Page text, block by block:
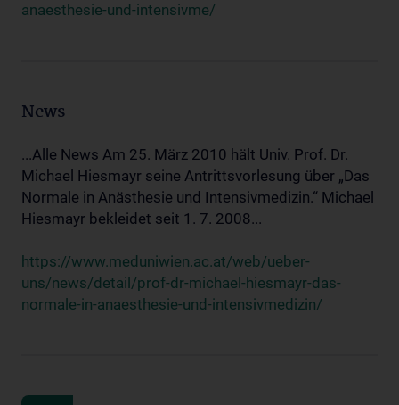
anaesthesie-und-intensivme/
News
...Alle News Am 25. März 2010 hält Univ. Prof. Dr.
Michael Hiesmayr seine Antrittsvorlesung über „Das
Normale in Anästhesie und Intensivmedizin.“ Michael
Hiesmayr bekleidet seit 1. 7. 2008...
https://www.meduniwien.ac.at/web/ueber-
uns/news/detail/prof-dr-michael-hiesmayr-das-
normale-in-anaesthesie-und-intensivmedizin/